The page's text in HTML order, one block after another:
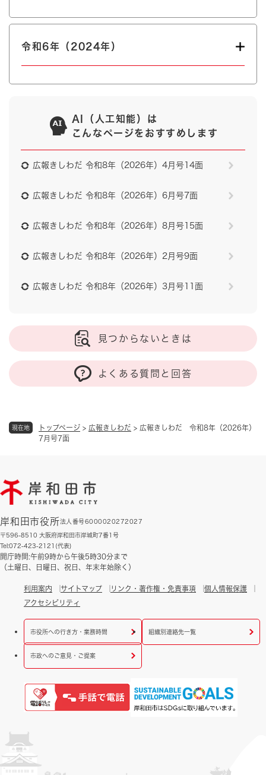
現在地 トップページ > 広報きしわだ > 広報きしわだ 令和8年（2026年）
7月号7面
令和6年（2024年）
AI（人工知能）は
こんなページをおすすめします
広報きしわだ 令和8年（2026年）4月号14面
広報きしわだ 令和8年（2026年）6月号7面
広報きしわだ 令和8年（2026年）8月号15面
広報きしわだ 令和8年（2026年）2月号9面
広報きしわだ 令和8年（2026年）3月号11面
見つからないときは
よくある質問と回答
岸和田市役所法人番号6000020272027
〒596-8510 大阪府岸和田市岸城町7番1号
Tel:072-423-2121(代表)
開庁時間:午前9時から午後5時30分まで
（土曜日、日曜日、祝日、年末年始除く）
利用案内 サイトマップ リンク・著作権・免責事項
個人情報保護
アクセシビリティ
市役所への行き方・業務時間 組織別連絡先一覧
市政へのご意見・ご提案